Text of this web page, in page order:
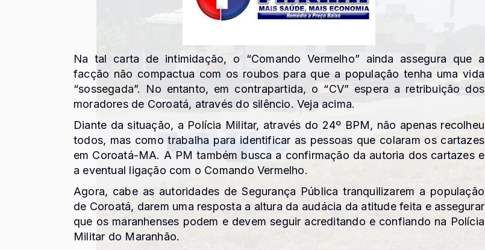
Na tal carta de intimidação, o “Comando Vermelho” ainda assegura que a
facção não compactua com os roubos para que a população tenha uma vida
“sossegada”. No entanto, em contrapartida, o “CV” espera a retribuição dos
moradores de Coroatá, através do silêncio. Veja acima.
Diante da situação, a Polícia Militar, através do 24º BPM, não apenas recolheu
todos, mas como trabalha para identificar as pessoas que colaram os cartazes
em Coroatá-MA. A PM também busca a confirmação da autoria dos cartazes e
a eventual ligação com o Comando Vermelho.
Agora, cabe as autoridades de Segurança Pública tranquilizarem a população
de Coroatá, darem uma resposta a altura da audácia da atitude feita e assegurar
que os maranhenses podem e devem seguir acreditando e confiando na Polícia
Militar do Maranhão.